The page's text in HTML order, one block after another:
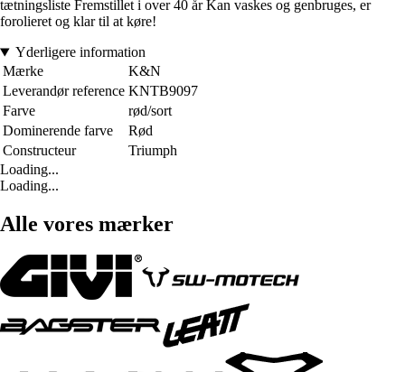
tætningsliste Fremstillet i over 40 år Kan vaskes og genbruges, er
forolieret og klar til at køre!
Yderligere information
Mærke
K&N
Leverandør reference KNTB9097
Farve
rød/sort
Dominerende farve
Rød
Constructeur
Triumph
Loading...
Loading...
Alle vores mærker